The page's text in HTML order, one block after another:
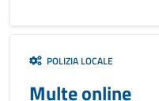
POLIZIA LOCALE
Multe online